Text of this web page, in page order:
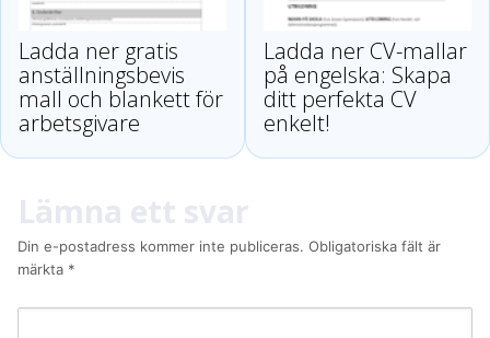
Ladda ner gratis
anställningsbevis
mall och blankett för
arbetsgivare
Ladda ner CV-mallar
på engelska: Skapa
ditt perfekta CV
enkelt!
Lämna ett svar
Din e-postadress kommer inte publiceras. Obligatoriska fält är
märkta *